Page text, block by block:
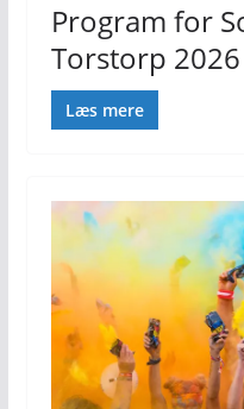
Program for
Torstorp 2026
Læs mere